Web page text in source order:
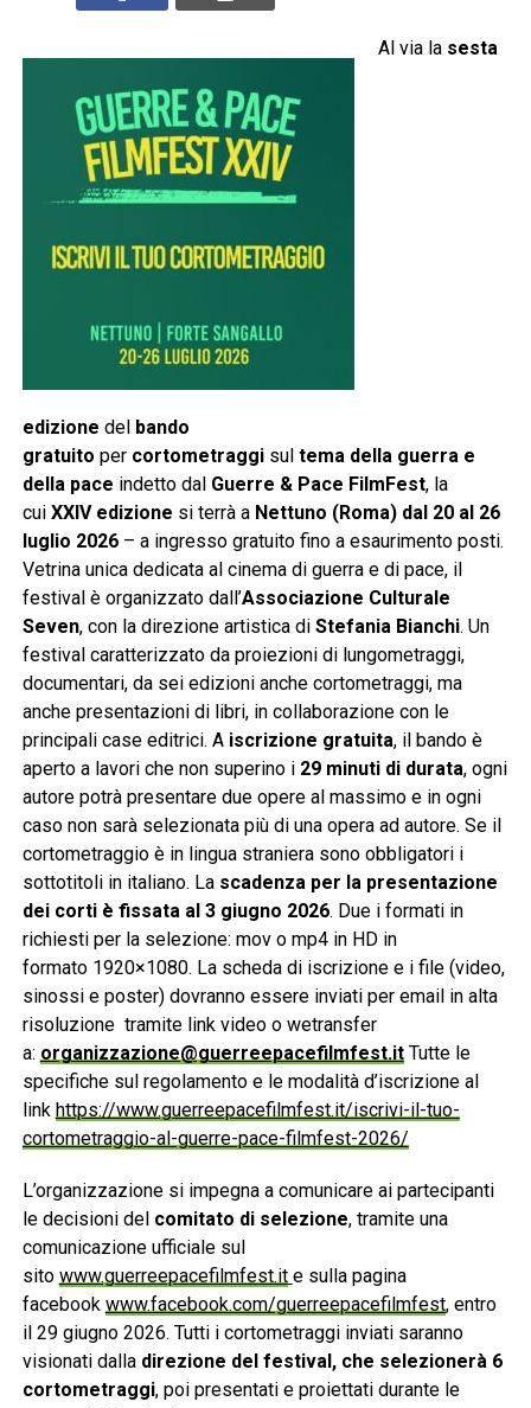
Al via la sesta
edizione del bando
gratuito per cortometraggisul tema della guerra e
della pace indetto dal Guerre & Pace FilmFest, la
cui XXIV edizione si terrà a Nettuno (Roma) dal 20 al 26
luglio 2026– a ingresso gratuito fino a esaurimento posti.
Vetrina unica dedicata al cinema di guerra e di pace, il
festival è organizzato dall’Associazione Culturale
Seven, con la direzione artistica di Stefania Bianchi. Un
festival caratterizzato da proiezioni di lungometraggi,
documentari, da sei edizioni anche cortometraggi, ma
anche presentazioni di libri, in collaborazione con le
principali case editrici. A iscrizione gratuita, il bando è
aperto a lavori che non superino i 29 minuti di durata, ogni
autore potrà presentare due opere al massimo e in ogni
caso non sarà selezionata più di una opera ad autore. Se il
cortometraggio è in lingua straniera sono obbligatori i
sottotitoli in italiano. Lascadenza per la presentazione
dei corti è fissata al 3 giugno 2026. Due i formati in
richiesti per la selezione: mov o mp4 in HD in
formato 1920×1080. La scheda di iscrizione e i file (video,
sinossi e poster) dovranno essere inviati per email in alta
risoluzione tramite link video o wetransfer
a: organizzazione@guerreepacefilmfest.it Tutte le
specifiche sul regolamento e le modalità d’iscrizione al
link https://www.guerreepacefilmfest.it/iscrivi-il-tuo-
cortometraggio-al-guerre-pace-filmfest-2026/
L’organizzazione si impegna a comunicare ai partecipanti
le decisioni del comitato di selezione, tramite una
comunicazione ufficiale sul
sito www.guerreepacefilmfest.it e sulla pagina
facebook www.facebook.com/guerreepacefilmfest, entro
il 29 giugno 2026. Tutti i cortometraggi inviati saranno
visionati dalla direzione del festival, che selezionerà 6
cortometraggi, poi presentati e proiettati durante le